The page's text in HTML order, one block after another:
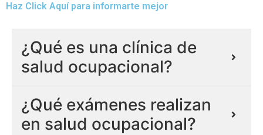
Haz Click Aquí para informarte mejor
¿Qué es una clínica de
salud ocupacional?
¿Qué exámenes realizan
en salud ocupacional?